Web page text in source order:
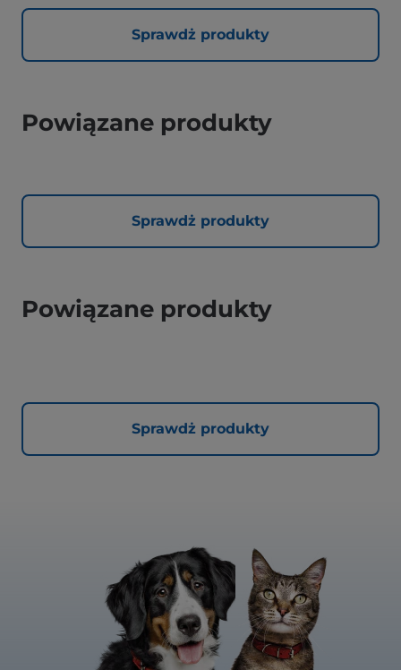
Sprawdż produkty
Powiązane produkty
Sprawdż produkty
Powiązane produkty
Sprawdż produkty